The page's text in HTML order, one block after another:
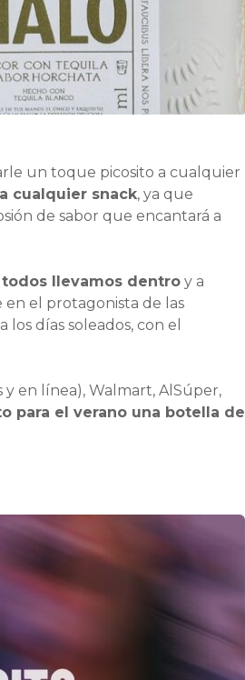
un toque picosito a cualquier
cualquier snack, ya que
de sabor que encantará a
llevamos dentro y a
en el protagonista de las
días soleados, con el
y en línea), Walmart, AlSúper,
para el verano una botella de